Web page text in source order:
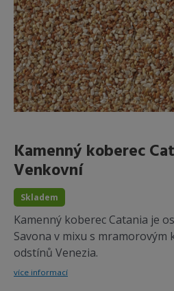
Kamenný koberec
Venkovní
Skladem
Kamenný koberec Catania je
Savona v mixu s mramorovým
odstínů Venezia.
více informací